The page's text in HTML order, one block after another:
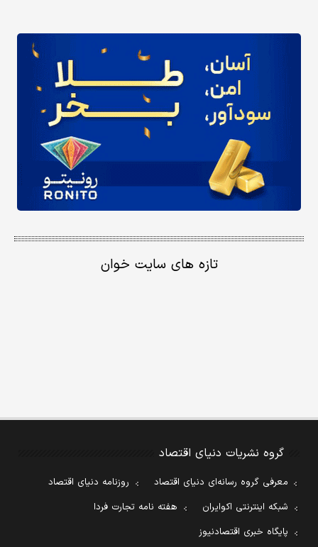
تازه های سایت خوان
گروه نشریات دنیای اقتصاد
معرفی گروه رسانه‌ای دنیای اقتصاد
روزنامه دنیای اقتصاد
شبکه اینترنتی اکوایران
هفته نامه تجارت فردا
پایگاه خبری اقتصادنیوز